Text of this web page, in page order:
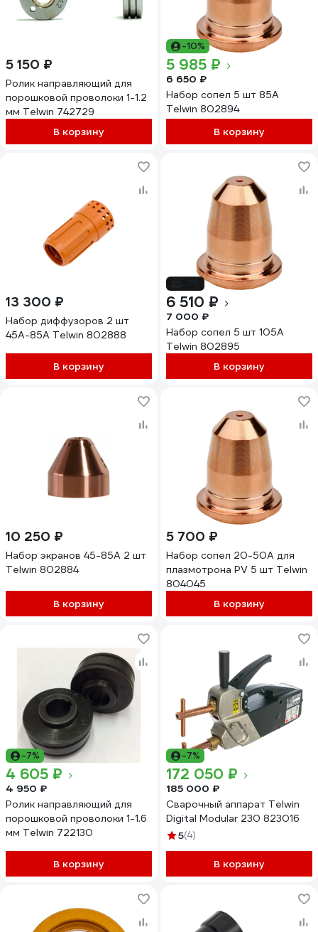
5 150 ₽
Ролик направляющий для
порошковой проволоки 1-1.2
мм Telwin 742729
В корзину
-10%
5 985 ₽
6 650 ₽
Набор сопел 5 шт 85А
Telwin 802894
В корзину
13 300 ₽
Набор диффузоров 2 шт
45А-85А Telwin 802888
В корзину
6 510 ₽
7 000 ₽
Набор сопел 5 шт 105А
Telwin 802895
В корзину
10 250 ₽
Набор экранов 45-85А 2 шт
Telwin 802884
В корзину
5 700 ₽
Набор сопел 20-50А для
плазмотрона PV 5 шт Telwin
804045
В корзину
-7%
4 605 ₽
4 950 ₽
Ролик направляющий для
порошковой проволоки 1-1.6
мм Telwin 722130
В корзину
-7%
172 050 ₽
185 000 ₽
Сварочный аппарат Telwin
Digital Modular 230 823016
5(4)
В корзину